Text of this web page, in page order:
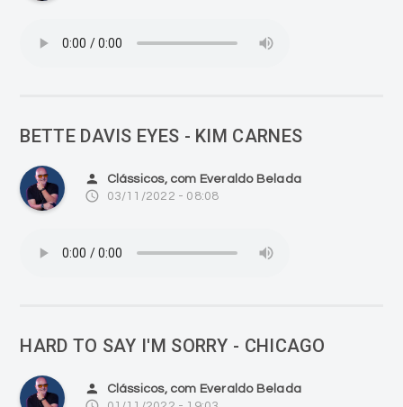
BETTE DAVIS EYES - KIM CARNES
person Clássicos, com Everaldo Belada
access_time 03/11/2022 - 08:08
HARD TO SAY I'M SORRY - CHICAGO
person Clássicos, com Everaldo Belada